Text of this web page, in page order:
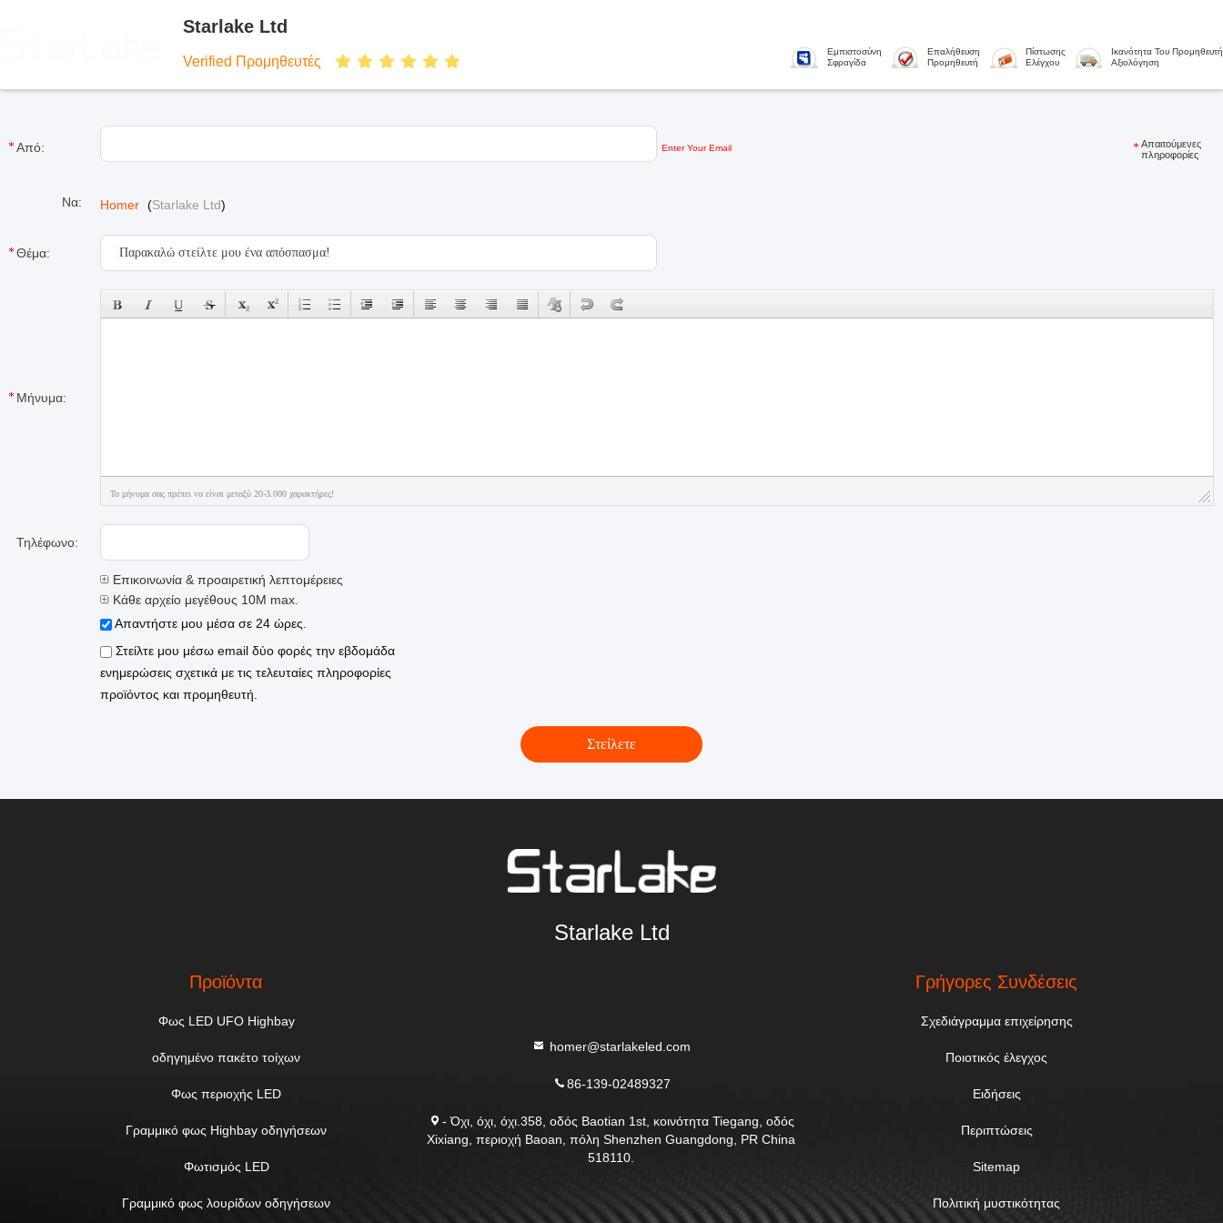
Starlake Ltd
Verified Προμηθευτές
Εμπιστοσύνη
Σφραγίδα
Επαλήθευση
Προμηθευτή
Πίστωσης
Ελέγχου
Ικανότητα Του Προμηθευτή
Αξιολόγηση
Από: Enter Your Email
Απαιτούμενες
πληροφορίες
Να: Homer (Starlake Ltd)
Θέμα:
Μήνυμα:
Το μήνυμα σας πρέπει να είναι μεταξύ 20-3.000 χαρακτήρες!
Τηλέφωνο:
Επικοινωνία & προαιρετική λεπτομέρειες
Κάθε αρχείο μεγέθους 10M max.
Απαντήστε μου μέσα σε 24 ώρες.
Στείλτε μου μέσω email δύο φορές την εβδομάδα
ενημερώσεις σχετικά με τις τελευταίες πληροφορίες
προϊόντος και προμηθευτή.
Starlake Ltd
Προϊόντα
Φως LED UFO Highbay
οδηγημένο πακέτο τοίχων
Φως περιοχής LED
Γραμμικό φως Highbay οδηγήσεων
Φωτισμός LED
Γραμμικό φως λουρίδων οδηγήσεων
homer@starlakeled.com
86-139-02489327
- Όχι, όχι, όχι.358, οδός Baotian 1st, κοινότητα Tiegang, οδός
Xixiang, περιοχή Baoan, πόλη Shenzhen Guangdong, PR China
518110.
Γρήγορες Συνδέσεις
Σχεδιάγραμμα επιχείρησης
Ποιοτικός έλεγχος
Ειδήσεις
Περιπτώσεις
Sitemap
Πολιτική μυστικότητας